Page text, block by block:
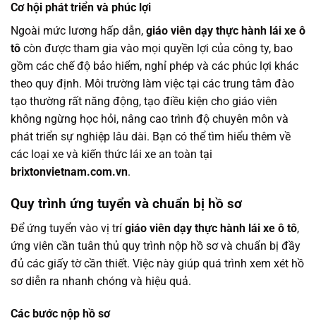
Cơ hội phát triển và phúc lợi
Ngoài mức lương hấp dẫn, giáo viên dạy thực hành lái xe ô
tô còn được tham gia vào mọi quyền lợi của công ty, bao
gồm các chế độ bảo hiểm, nghỉ phép và các phúc lợi khác
theo quy định. Môi trường làm việc tại các trung tâm đào
tạo thường rất năng động, tạo điều kiện cho giáo viên
không ngừng học hỏi, nâng cao trình độ chuyên môn và
phát triển sự nghiệp lâu dài. Bạn có thể tìm hiểu thêm về
các loại xe và kiến thức lái xe an toàn tại
brixtonvietnam.com.vn.
Quy trình ứng tuyển và chuẩn bị hồ sơ
Để ứng tuyển vào vị trí giáo viên dạy thực hành lái xe ô tô,
ứng viên cần tuân thủ quy trình nộp hồ sơ và chuẩn bị đầy
đủ các giấy tờ cần thiết. Việc này giúp quá trình xem xét hồ
sơ diễn ra nhanh chóng và hiệu quả.
Các bước nộp hồ sơ